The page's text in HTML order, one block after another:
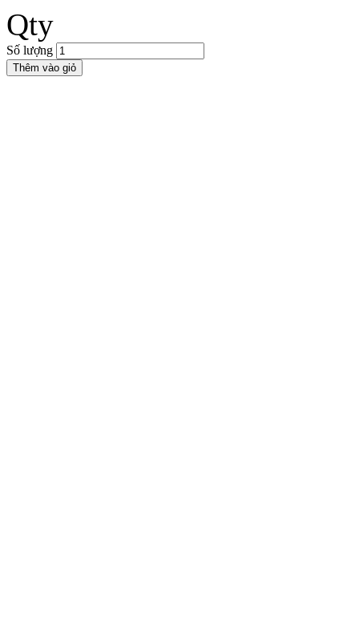
Qty
Số lượng
Thêm vào giỏ